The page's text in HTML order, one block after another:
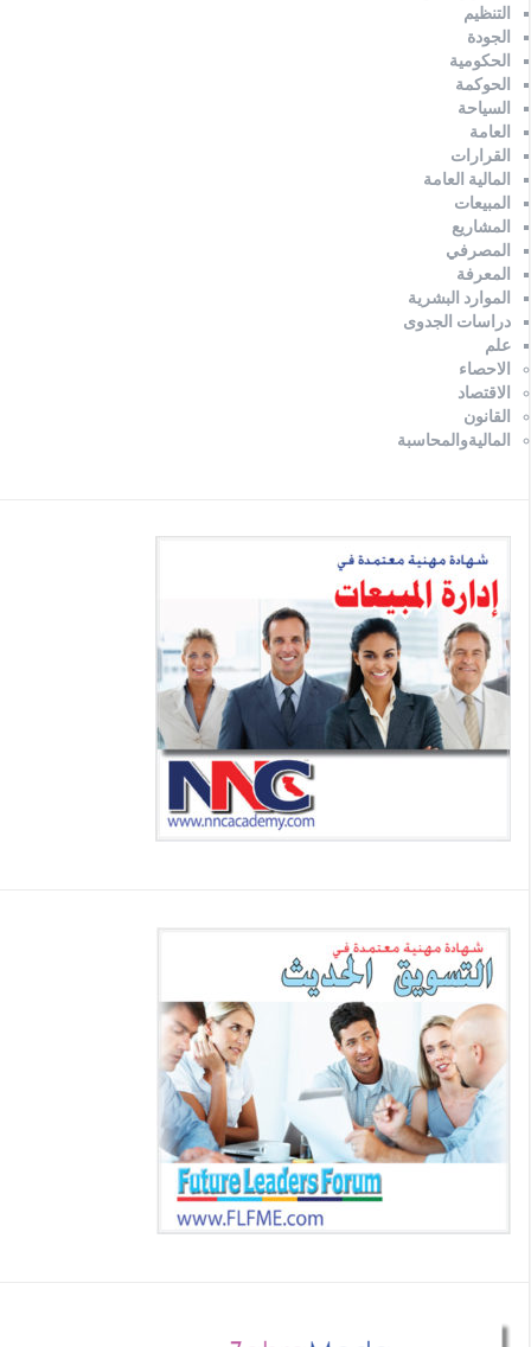
التنظيم
الجودة
الحكومية
الحوكمة
السياحة
العامة
القرارات
المالية العامة
المبيعات
المشاريع
المصرفي
المعرفة
الموارد البشرية
دراسات الجدوى
علم
الاحصاء
الاقتصاد
القانون
الماليةوالمحاسبة